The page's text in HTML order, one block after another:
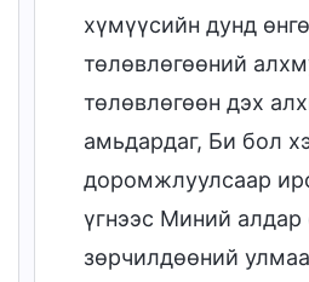
хүмүүсийн дунд
төлөвлөгөөний
төлөвлөгөөн дэх
амьдардаг, Би бол
доромжлуулсаар
үгнээс Миний алдар
зөрчилдөөний